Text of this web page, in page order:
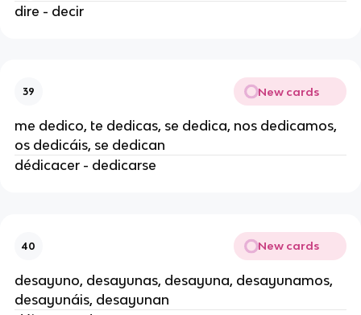
dire - decir
39 New cards
me dedico, te dedicas, se dedica, nos dedicamos,
os dedicáis, se dedican
dédicacer - dedicarse
40 New cards
desayuno, desayunas, desayuna, desayunamos,
desayunáis, desayunan